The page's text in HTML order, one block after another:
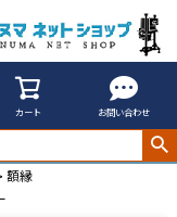
カート お問い合わせ
額縁